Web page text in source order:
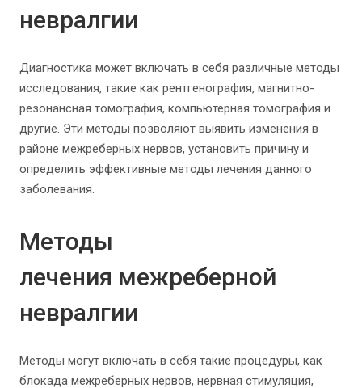
невралгии
Диагностика может включать в себя различные методы
исследования, такие как рентгенография, магнитно-
резонансная томография, компьютерная томография и
другие. Эти методы позволяют выявить изменения в
районе межреберных нервов, установить причину и
определить эффективные методы лечения данного
заболевания.
Методы
лечения межреберной
невралгии
Методы могут включать в себя такие процедуры, как
блокада межреберных нервов, нервная стимуляция,